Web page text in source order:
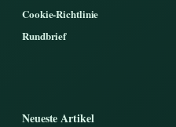
Cookie-Richtlinie
Rundbrief
Neueste Artikel